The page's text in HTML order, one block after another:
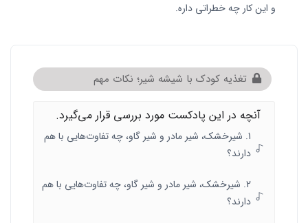
و این کار چه خطراتی داره.
تغذیه کودک با شیشه شیر؛ نکات مهم
آنچه در این پادکست مورد بررسی قرار می‌گیرد.
1. شیرخشک، شیر مادر و شیر گاو، چه تفاوت‌هایی با هم
دارند؟
2. شیرخشک، شیر مادر و شیر گاو، چه تفاوت‌هایی با هم
دارند؟